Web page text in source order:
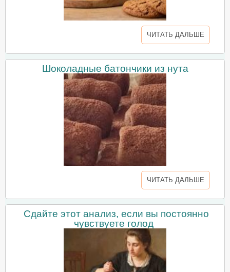
ЧИТАТЬ ДАЛЬШЕ
Шоколадные батончики из нута
ЧИТАТЬ ДАЛЬШЕ
Сдайте этот анализ, если вы постоянно
чувствуете голод